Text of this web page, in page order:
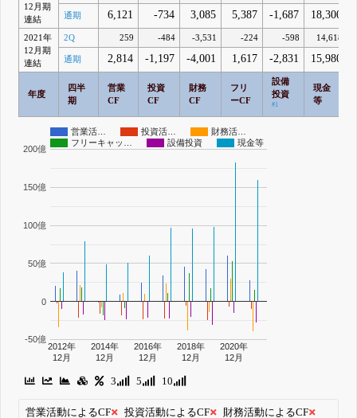
12月期
連結
通期 6,121 -734 3,085 5,387 -1,687 18,300
2021年
12月期
連結
2Q 259 -484 -3,531 -224 -598 14,618
通期 2,814 -1,197 -4,001 1,617 -2,831 15,980
年度
四半
期
営業
CF
投資
CF
財務
CF
フリ
ーCF
設備
投資
#1
現金
等
営業活… 投資活…
財務活…
フリーキャッ…
設備投資 現金等
2012年
12月
2014年
12月
2016年
12月
2018年
12月
2020年
12月
-50億
0
50億
100億
150億
200億
3 5 10
営業活動によるCF 投資活動によるCF
財務活動によるCF